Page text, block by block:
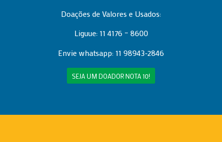
Doações de Valores e Usados:
Liguue: 11 4176 – 8600
Envie whatsapp:11 98943-2846
SEJA UM DOADOR NOTA 10!